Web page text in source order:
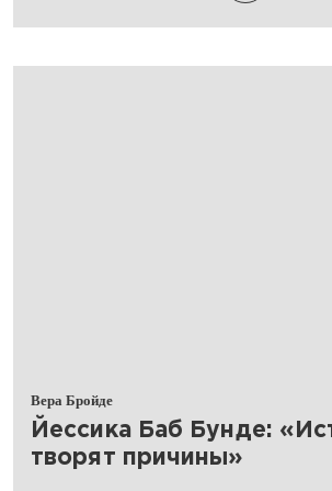
Вера Бройде
​Йессика Баб Бунде:
творят причины»